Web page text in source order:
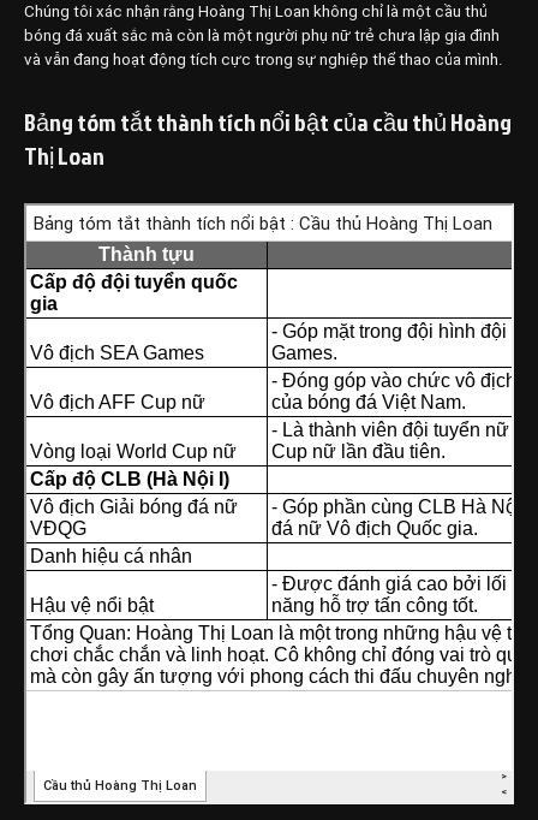
Chúng tôi xác nhận rằng Hoàng Thị Loan không chỉ là một cầu thủ
bóng đá xuất sắc mà còn là một người phụ nữ trẻ chưa lập gia đình
và vẫn đang hoạt động tích cực trong sự nghiệp thể thao của mình.
Bảng tóm tắt thành tích nổi bật của cầu thủ Hoàng
Thị Loan